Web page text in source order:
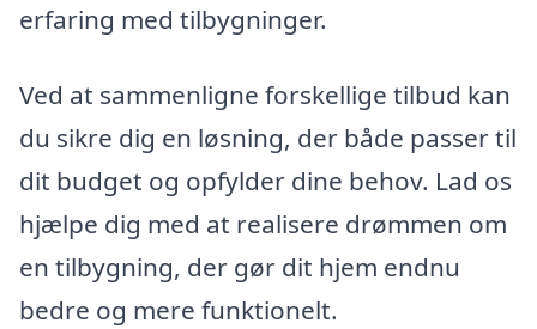
erfaring med tilbygninger.
Ved at sammenligne forskellige tilbud kan
du sikre dig en løsning, der både passer til
dit budget og opfylder dine behov. Lad os
hjælpe dig med at realisere drømmen om
en tilbygning, der gør dit hjem endnu
bedre og mere funktionelt.